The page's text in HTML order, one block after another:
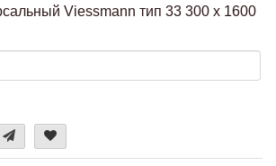
Viessmann тип 33 300 x 1600